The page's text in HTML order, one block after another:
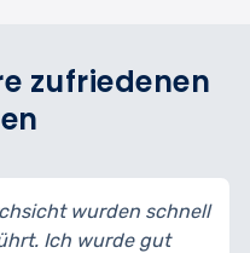
zufriedenen
habe mein Auto zur
begeistert vom